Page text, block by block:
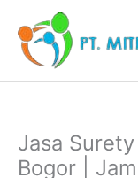
konten
Jasa
Bogor |